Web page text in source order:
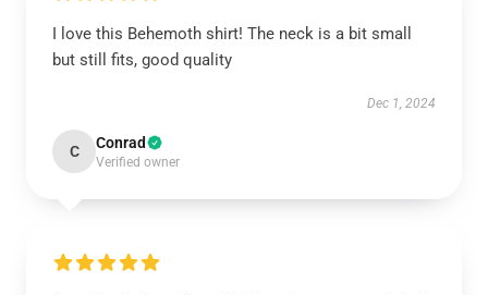
I love this Behemoth shirt! The neck is a bit small
but still fits, good quality
Dec 1, 2024
C Conrad
Verified owner